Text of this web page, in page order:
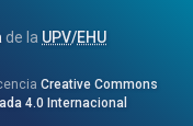
de la UPV/EHU
Creative Commons
4.0 Internacional